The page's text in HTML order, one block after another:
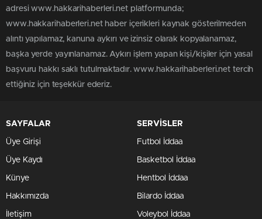
adresi www.hakkarihaberleri.net platformunda;
www.hakkarihaberleri.net haber içerikleri kaynak gösterilmeden
alıntı yapılamaz, kanuna aykırı ve izinsiz olarak kopyalanamaz,
başka yerde yayınlanamaz. Aykırı işlem yapan kişi/kişiler için yasal
başvuru hakkı saklı tutulmaktadır. www.hakkarihaberleri.net tercih
ettiğiniz için teşekkür ederiz.
SAYFALAR
Üye Girişi
Üye Kaydı
Künye
Hakkımızda
İletişim
SERVİSLER
Futbol İddaa
Basketbol İddaa
Hentbol İddaa
Bilardo İddaa
Voleybol İddaa